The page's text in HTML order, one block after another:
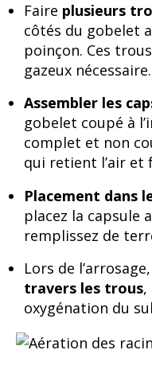
Faire plusieurs
côtés du gobelet
poinçon. Ces
gazeux nécessaire.
Assembler les
gobelet coupé à
complet et non
qui retient l’air et
Placement dans
placez la capsule
remplissez de
Lors de l’arrosage,
travers les trous,
oxygénation du